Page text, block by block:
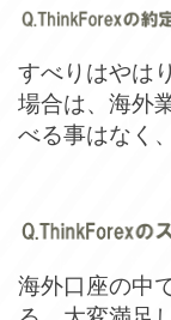
すべりはやは
場合は、海外
べる事はなく
海外口座の中